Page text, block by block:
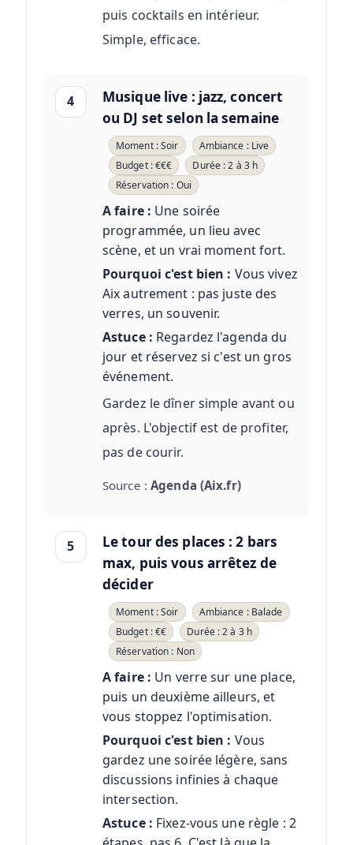
puis cocktails en intérieur.
Simple, efficace.
4
Musique live : jazz, concert
ou DJ set selon la semaine
Moment : Soir
Ambiance : Live
Budget : €€€
Durée : 2 à 3 h
Réservation : Oui
A faire : Une soirée
programmée, un lieu avec
scène, et un vrai moment fort.
Pourquoi c'est bien : Vous vivez
Aix autrement : pas juste des
verres, un souvenir.
Astuce : Regardez l'agenda du
jour et réservez si c'est un gros
événement.
Gardez le dîner simple avant ou
après. L'objectif est de profiter,
pas de courir.
Source :Agenda (Aix.fr)
5
Le tour des places : 2 bars
max, puis vous arrêtez de
décider
Moment : Soir
Ambiance : Balade
Budget : €€
Durée : 2 à 3 h
Réservation : Non
A faire : Un verre sur une place,
puis un deuxième ailleurs, et
vous stoppez l'optimisation.
Pourquoi c'est bien : Vous
gardez une soirée légère, sans
discussions infinies à chaque
intersection.
Astuce : Fixez-vous une règle : 2